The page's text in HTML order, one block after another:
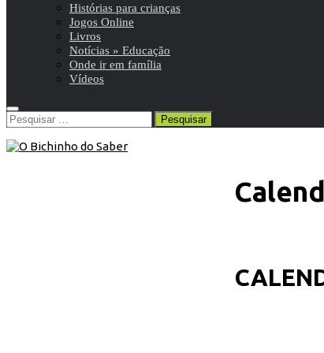
Histórias para crianças
Jogos Online
Livros
Notícias » Educação
Onde ir em família
Vídeos
Pesquisar
por: